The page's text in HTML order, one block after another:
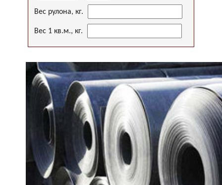
Вес рулона, кг.
Вес 1 кв.м., кг.